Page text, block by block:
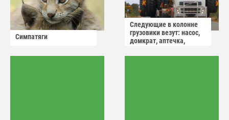
Симпатяги
Следующие в колонне
грузовики везут: насос,
домкрат, аптечка,